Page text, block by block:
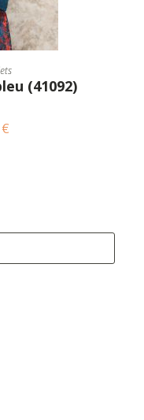
(41092)
€